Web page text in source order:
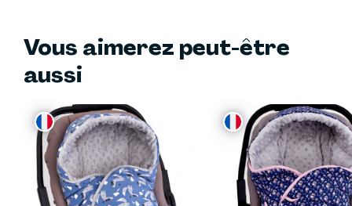
Vous aimerez peut-être
aussi